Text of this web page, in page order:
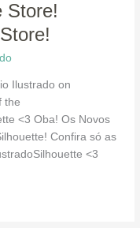
Store!
Ilustrado on
the
<3 Oba! Os Novos
Confira só as
<3